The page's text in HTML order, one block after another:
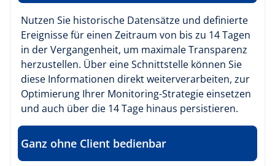
Nutzen Sie historische Datensätze und definierte
Ereignisse für einen Zeitraum von bis zu 14 Tagen
in der Vergangenheit, um maximale Transparenz
herzustellen. Über eine Schnittstelle können Sie
diese Informationen direkt weiterverarbeiten, zur
Optimierung Ihrer Monitoring-Strategie einsetzen
und auch über die 14 Tage hinaus persistieren.
Ganz ohne Client bedienbar